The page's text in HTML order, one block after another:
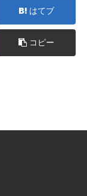
はてブ
コピー